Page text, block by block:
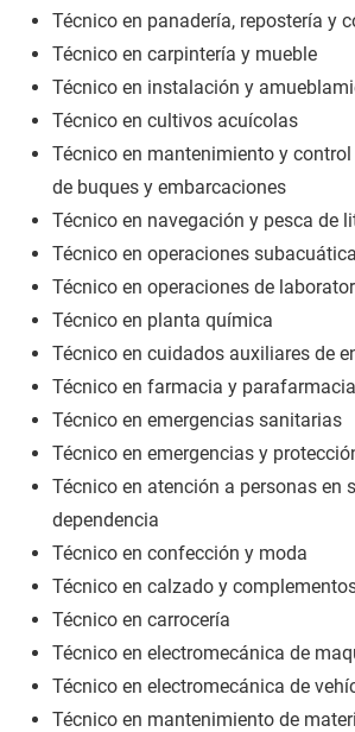
Técnico en panadería, repostería y
Técnico en carpintería y mueble
Técnico en instalación y
Técnico en cultivos acuícolas
Técnico en mantenimiento y
de buques y embarcaciones
Técnico en navegación y pesca de
Técnico en operaciones
Técnico en operaciones de
Técnico en planta química
Técnico en cuidados auxiliares de
Técnico en farmacia y parafarmacia
Técnico en emergencias sanitarias
Técnico en emergencias y
Técnico en atención a personas en
dependencia
Técnico en confección y moda
Técnico en calzado y
Técnico en carrocería
Técnico en electromecánica de
Técnico en electromecánica de
Técnico en mantenimiento de